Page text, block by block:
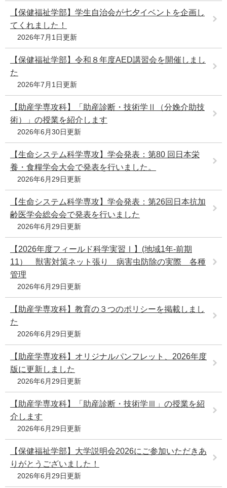
【保健福祉学部】学生自治会が七夕イベントを企画し
てくれました！
2026年7月1日更新
【保健福祉学部】令和８年度AED講習会を開催しまし
た
2026年7月1日更新
【助産学専攻科】「助産診断・技術学Ⅱ（分娩介助技
術）」の授業を紹介します
2026年6月30日更新
【生命システム科学専攻】学会発表：第80 回日本栄
養・食糧学会大会で発表を行いました。
2026年6月29日更新
【生命システム科学専攻】学会発表：第26回日本抗加
齢医学会総会会で発表を行いました
2026年6月29日更新
【2026年度フィールド科学実習Ⅰ】(地域1年-前期
11） 獣害対策ネット張り 病害虫防除の実際 各種
管理
2026年6月29日更新
【助産学専攻科】教育の３つのポリシーを掲載しまし
た
2026年6月29日更新
【助産学専攻科】オリジナルパンフレット、2026年度
版に更新しました
2026年6月29日更新
【助産学専攻科】「助産診断・技術学Ⅲ」の授業を紹
介します
2026年6月29日更新
【保健福祉学部】大学説明会2026にご参加いただきあ
りがとうございました！
2026年6月29日更新